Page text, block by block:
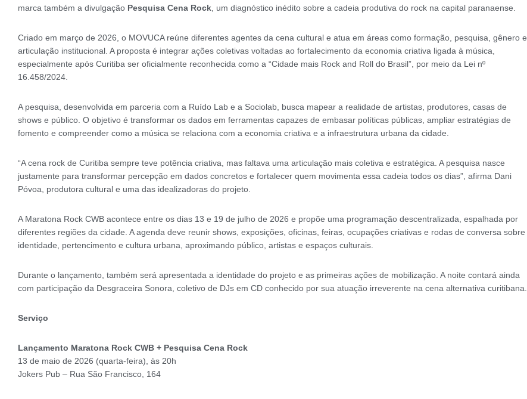
marca também a divulgação Pesquisa Cena Rock , um diagnóstico inédito sobre a cadeia produtiva do rock na capital paranaense.
Criado em março de 2026, o MOVUCA reúne diferentes agentes da cena cultural e atua em áreas como formação, pesquisa, gênero e
articulação institucional. A proposta é integrar ações coletivas voltadas ao fortalecimento da economia criativa ligada à música,
especialmente após Curitiba ser oficialmente reconhecida como a “Cidade mais Rock and Roll do Brasil”, por meio da Lei nº
16.458/2024.
A pesquisa, desenvolvida em parceria com a Ruído Lab e a Sociolab, busca mapear a realidade de artistas, produtores, casas de
shows e público. O objetivo é transformar os dados em ferramentas capazes de embasar políticas públicas, ampliar estratégias de
fomento e compreender como a música se relaciona com a economia criativa e a infraestrutura urbana da cidade.
“A cena rock de Curitiba sempre teve potência criativa, mas faltava uma articulação mais coletiva e estratégica. A pesquisa nasce
justamente para transformar percepção em dados concretos e fortalecer quem movimenta essa cadeia todos os dias”, afirma Dani
Póvoa, produtora cultural e uma das idealizadoras do projeto.
A Maratona Rock CWB acontece entre os dias 13 e 19 de julho de 2026 e propõe uma programação descentralizada, espalhada por
diferentes regiões da cidade. A agenda deve reunir shows, exposições, oficinas, feiras, ocupações criativas e rodas de conversa sobre
identidade, pertencimento e cultura urbana, aproximando público, artistas e espaços culturais.
Durante o lançamento, também será apresentada a identidade do projeto e as primeiras ações de mobilização. A noite contará ainda
com participação da Desgraceira Sonora, coletivo de DJs em CD conhecido por sua atuação irreverente na cena alternativa curitibana.
Serviço
Lançamento Maratona Rock CWB + Pesquisa Cena Rock
13 de maio de 2026 (quarta-feira), às 20h
Jokers Pub – Rua São Francisco, 164